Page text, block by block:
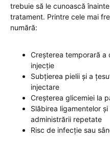
trebuie să le cunoască
tratament. Printre cele mai
numără:
Creșterea temporară a
injecție
Subțierea pielii și a
injectare
Creșterea glicemiei la
Slăbirea ligamentelor
administrării repetate
Risc de infecție sau